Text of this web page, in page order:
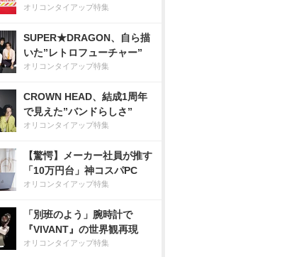
オリコンタイアップ特集
SUPER★DRAGON、自ら描
いた”レトロフューチャー”
オリコンタイアップ特集
CROWN HEAD、結成1周年
で見えた”バンドらしさ”
オリコンタイアップ特集
【驚愕】メーカー社員が推す
「10万円台」神コスパPC
オリコンタイアップ特集
「別班のよう」腕時計で
『VIVANT』の世界観再現
オリコンタイアップ特集